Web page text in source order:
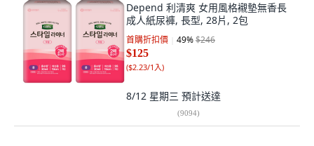
Depend 利清爽 女用風格襯墊無香長
成人紙尿褲, 長型, 28片, 2包
首購折扣價 49%$246
$125
($2.23/1入)
8/12 星期三 預計送達
(9094)